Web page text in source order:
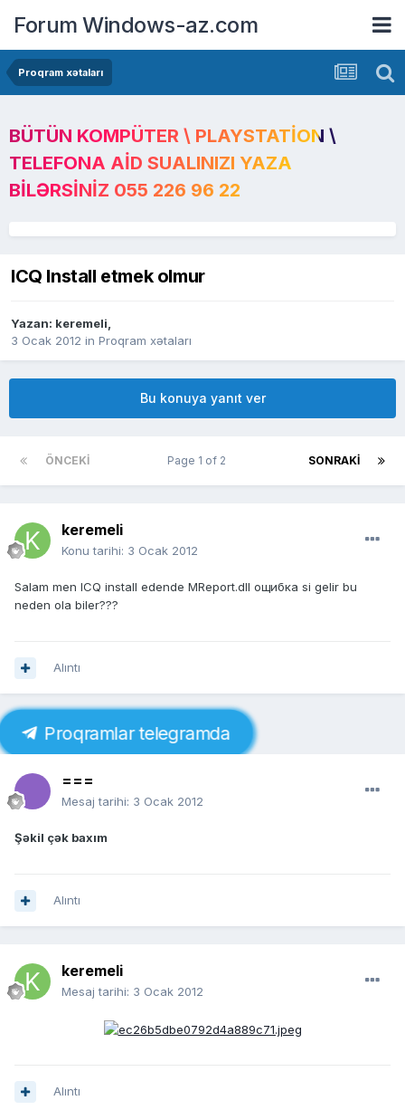
Forum Windows-az.com
Proqram xətaları
BÜTÜN KOMPÜTER \ PLAYSTATION \
TELEFONA AID SUALINIZI YAZA
BILƏRSINIZ 055 226 96 22
ICQ Install etmek olmur
Yazan: keremeli,
3 Ocak 2012 in Proqram xətaları
Bu konuya yanıt ver
ÖNCEKI SONRAKI
Page 1 of 2
keremeli
Konu tarihi: 3 Ocak 2012
Salam men ICQ install edende MReport.dll ощибка si gelir bu
neden ola biler???
Alıntı
Proqramlar telegramda
===
Mesaj tarihi: 3 Ocak 2012
Şəkil çək baxım
Alıntı
keremeli
Mesaj tarihi: 3 Ocak 2012
Alıntı